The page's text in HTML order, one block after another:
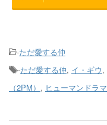
-ただ愛する仲
-ただ愛する仲, イ・ギウ,
（2PM） , ヒューマンドラマ